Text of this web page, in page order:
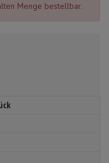
Menge bestellbar.